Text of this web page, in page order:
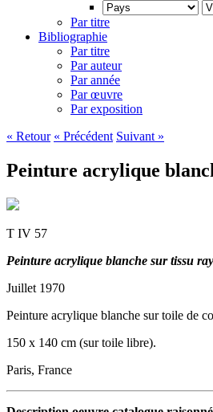
Par titre
Bibliographie
Par titre
Par auteur
Par année
Par œuvre
Par exposition
« Retour « Précédent Suivant »
Peinture acrylique
T IV 57
Peinture acrylique blanche sur tissu
Juillet 1970
Peinture acrylique blanche sur toile de
150 x 140 cm (sur toile libre).
Paris, France